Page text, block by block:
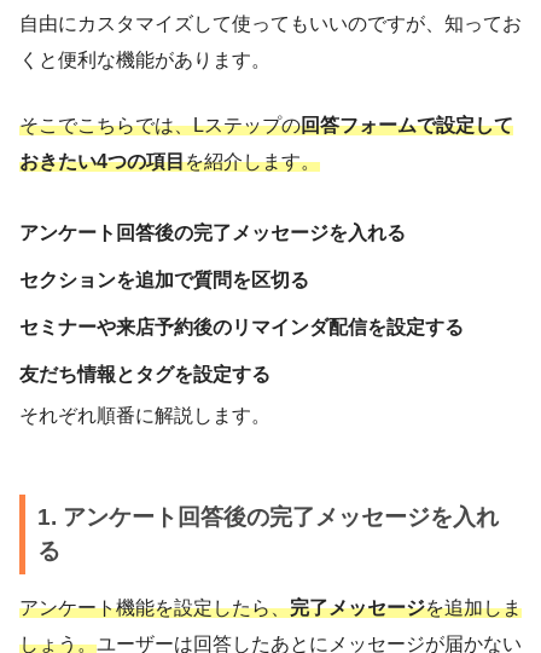
自由にカスタマイズして使ってもいいのですが、知ってお
くと便利な機能があります。
そこでこちらでは、Lステップの回答フォームで設定して
おきたい4つの項目を紹介します。
アンケート回答後の完了メッセージを入れる
セクションを追加で質問を区切る
セミナーや来店予約後のリマインダ配信を設定する
友だち情報とタグを設定する
それぞれ順番に解説します。
1. アンケート回答後の完了メッセージを入れ
る
アンケート機能を設定したら、完了メッセージを追加しま
しょう。ユーザーは回答したあとにメッセージが届かない